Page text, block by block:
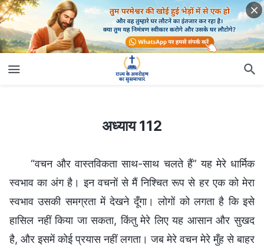
अध्याय 112
“वचन और वास्तविकता साथ-साथ चलते हैं” यह मेरे धार्मिक
स्वभाव का अंग है। इन वचनों से मैं निश्चित रूप से हर एक को मेरा
स्वभाव उसकी समग्रता में देखने दूँगा। लोगों को लगता है कि इसे
हासिल नहीं किया जा सकता, किंतु मेरे लिए यह आसान और सुखद
है, और इसमें कोई प्रयास नहीं लगता। जब मेरे वचन मेरे मुँह से बाहर